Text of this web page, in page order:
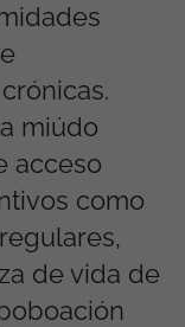
miúdo
acceso
como
de vida de